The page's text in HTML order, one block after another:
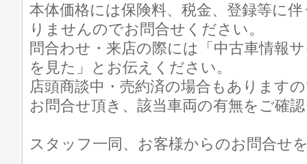
本体価格には保険料、税金、登録等に
りませんのでお問合せください。
問合わせ・来店の際には「中古車情報
を見た」とお伝えください。
店頭商談中・売約済の場合もあります
お問合せ頂き、該当車両の有無をご確
スタッフ一同、お客様からのお問合せ